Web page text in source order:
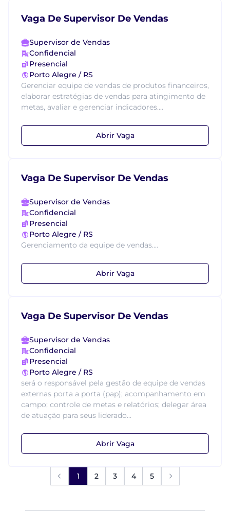
Vaga De Supervisor De Vendas
Supervisor de Vendas
Confidencial
Presencial
Porto Alegre / RS
Gerenciar equipe de vendas de produtos financeiros,
elaborar estratégias de vendas para atingimento de
metas, avaliar e gerenciar indicadores....
Abrir Vaga
Vaga De Supervisor De Vendas
Supervisor de Vendas
Confidencial
Presencial
Porto Alegre / RS
Gerenciamento da equipe de vendas....
Abrir Vaga
Vaga De Supervisor De Vendas
Supervisor de Vendas
Confidencial
Presencial
Porto Alegre / RS
será o responsável pela gestão de equipe de vendas
externas porta a porta (pap); acompanhamento em
campo; controle de metas e relatórios; delegar área
de atuação para seus liderado...
Abrir Vaga
1 2 3 4 5